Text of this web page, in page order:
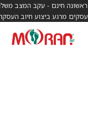
עסקים מרגע ביצוע חיוב